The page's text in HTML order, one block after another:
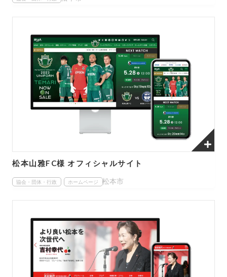
松本山雅FC様 オフィシャルサイト
協会・団体・行政 ホームページ 松本市